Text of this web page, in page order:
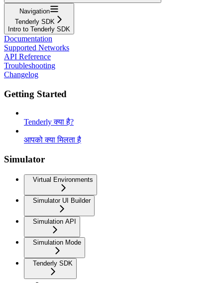
Navigation
Tenderly SDK
Intro to Tenderly SDK
Documentation
Supported Networks
API Reference
Troubleshooting
Changelog
Getting Started
Tenderly क्या है?
आपको क्या मिलता है
Simulator
Virtual Environments
Simulator UI Builder
Simulation API
Simulation Mode
Tenderly SDK